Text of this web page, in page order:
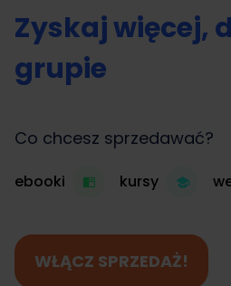
Zyskaj więcej,
grupie
Co chcesz sprzedawać?
ebooki kursy
WŁĄCZ SPRZEDAŻ!